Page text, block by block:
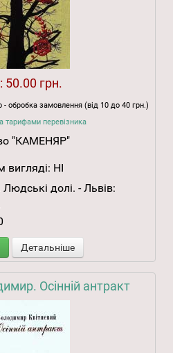
50.00 грн.
обробка замовлення (від 10 до 40 грн.)
тарифами перевізника
"КАМЕНЯР"
вигляді: НІ
долі. - Львів:
Детальніше
Осінній антракт